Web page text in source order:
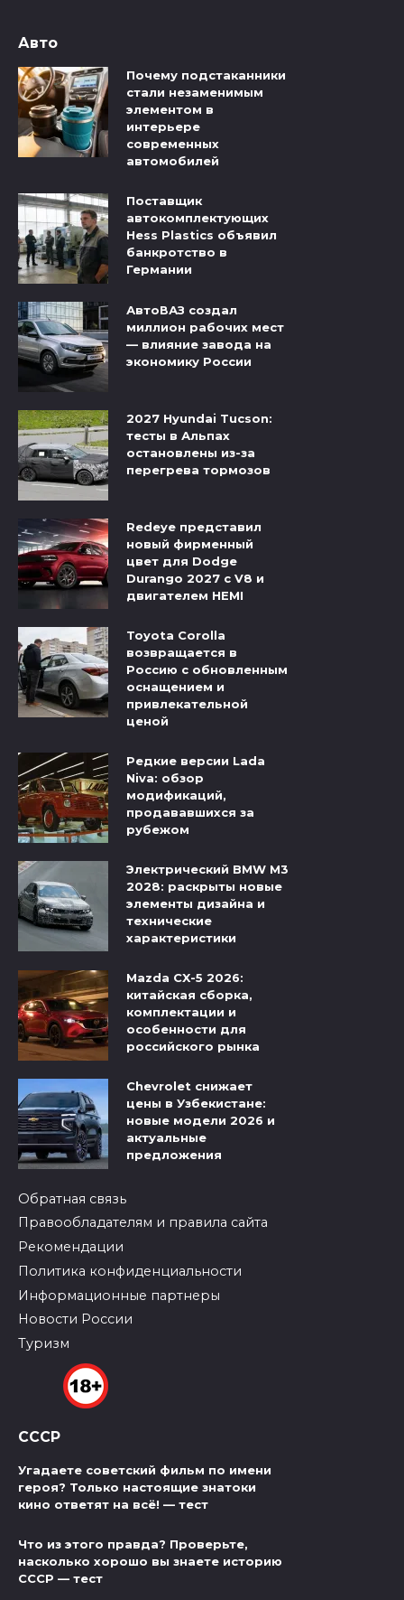
Авто
Почему подстаканники
стали незаменимым
элементом в
интерьере
современных
автомобилей
Поставщик
автокомплектующих
Hess Plastics объявил
банкротство в
Германии
АвтоВАЗ создал
миллион рабочих мест
— влияние завода на
экономику России
2027 Hyundai Tucson:
тесты в Альпах
остановлены из-за
перегрева тормозов
Redeye представил
новый фирменный
цвет для Dodge
Durango 2027 с V8 и
двигателем HEMI
Toyota Corolla
возвращается в
Россию с обновленным
оснащением и
привлекательной
ценой
Редкие версии Lada
Niva: обзор
модификаций,
продававшихся за
рубежом
Электрический BMW M3
2028: раскрыты новые
элементы дизайна и
технические
характеристики
Mazda CX-5 2026:
китайская сборка,
комплектации и
особенности для
российского рынка
Chevrolet снижает
цены в Узбекистане:
новые модели 2026 и
актуальные
предложения
Обратная связь
Правообладателям и правила сайта
Рекомендации
Политика конфиденциальности
Информационные партнеры
Новости России
Туризм
СССР
Угадаете советский фильм по имени
героя? Только настоящие знатоки
кино ответят на всё! — тест
Что из этого правда? Проверьте,
насколько хорошо вы знаете историю
СССР — тест